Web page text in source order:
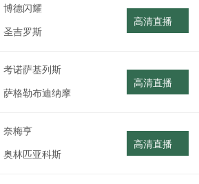
博德闪耀
圣吉罗斯
高清直播
考诺萨基列斯
萨格勒布迪纳摩
高清直播
奈梅亨
奥林匹亚科斯
高清直播